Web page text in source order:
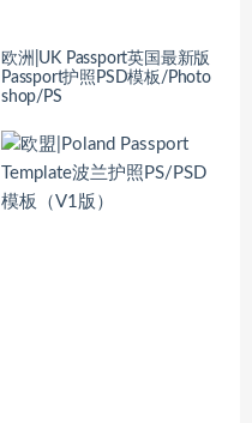
欧洲|UK Passport英国最新版
Passport护照PSD模板/Photo
shop/PS